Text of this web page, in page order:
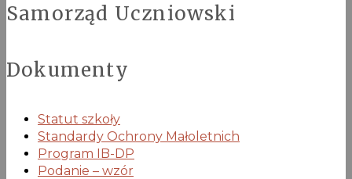
Samorząd Uczniowski
Dokumenty
Statut szkoły
Standardy Ochrony Małoletnich
Program IB-DP
Podanie – wzór